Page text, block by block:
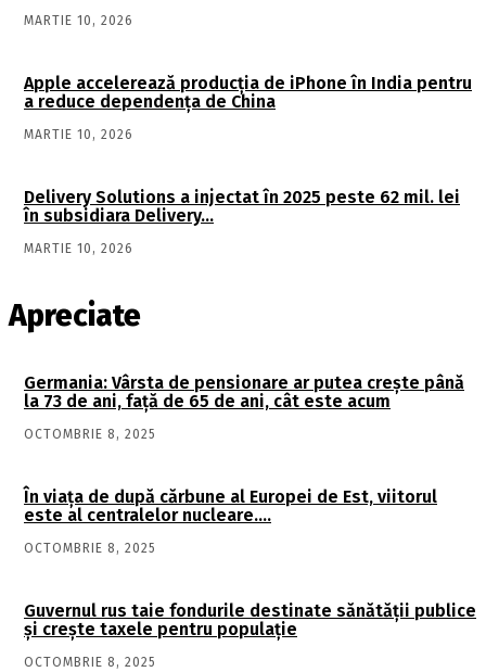
MARTIE 10, 2026
Apple accelerează producția de iPhone în India pentru
a reduce dependența de China
MARTIE 10, 2026
Delivery Solutions a injectat în 2025 peste 62 mil. lei
în subsidiara Delivery…
MARTIE 10, 2026
Apreciate
Germania: Vârsta de pensionare ar putea crește până
la 73 de ani, față de 65 de ani, cât este acum
OCTOMBRIE 8, 2025
În viaţa de după cărbune al Europei de Est, viitorul
este al centralelor nucleare….
OCTOMBRIE 8, 2025
Guvernul rus taie fondurile destinate sănătății publice
și crește taxele pentru populație
OCTOMBRIE 8, 2025